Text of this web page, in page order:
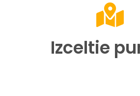
Izceltie